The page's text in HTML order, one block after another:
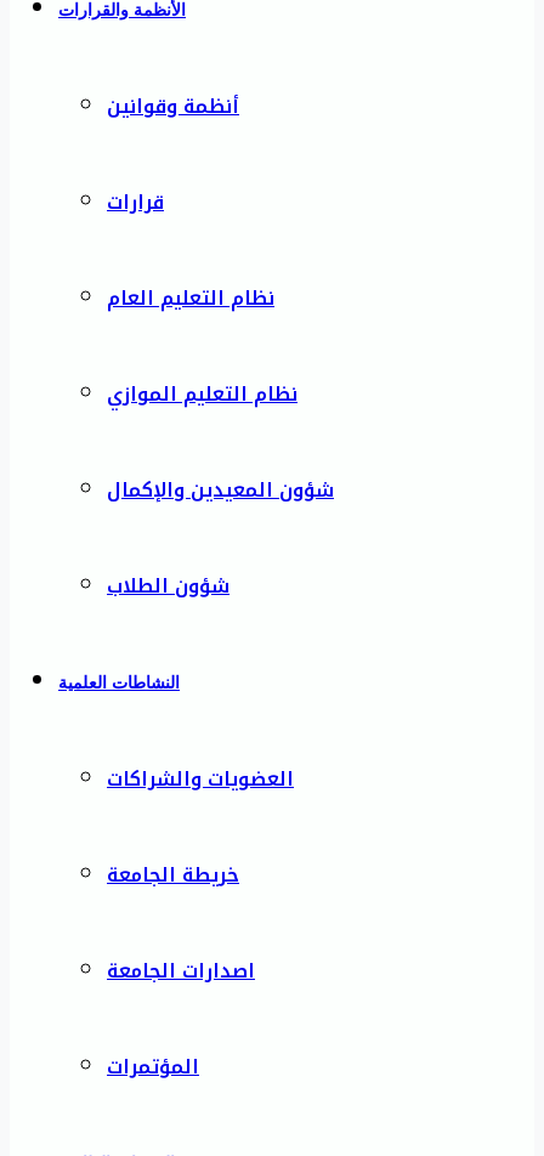
الأنظمة والقرارات
أنظمة وقوانين
قرارات
نظام التعليم العام
نظام التعليم الموازي
شؤون المعيدين والإكمال
شؤون الطلاب
النشاطات العلمية
العضويات والشراكات
خريطة الجامعة
اصدارات الجامعة
المؤتمرات